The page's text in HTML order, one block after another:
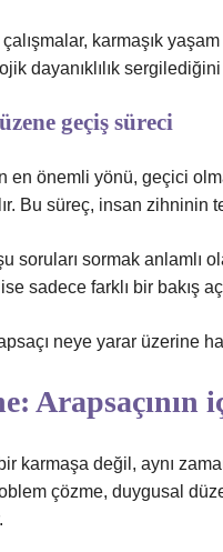
çalışmalar, karmaşık
dayanıklılık
geçiş süreci
en önemli yönü, geçici
Bu süreç, insan
soruları sormak anlamlı
sadece farklı bir bakış
neye yarar üzerine
Arapsaçının
karmaşa değil, aynı
çözme, duygusal